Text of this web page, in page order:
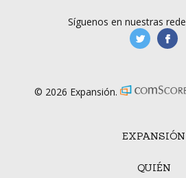
EXPANSIÓN
QUIÉN
Síguenos en nuestras
© 2026 Expansión.